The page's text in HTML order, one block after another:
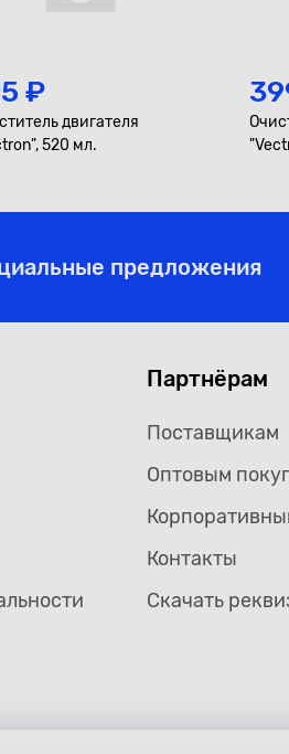
₽
двигателя
520 мл.
предложения
Партнёрам
Поставщикам
Оптовым
Контакты
Скачать